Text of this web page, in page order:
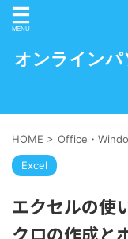
オンライン
HOME > Office・
Excel
エクセルの使
クロの作成と